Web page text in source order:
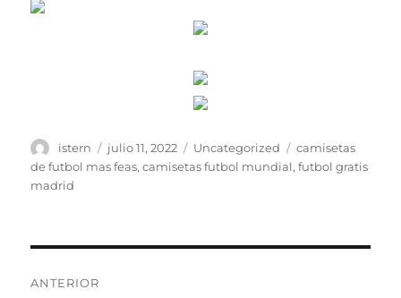
Autor
istern
Publicado
el
julio 11, 2022 Categorías
Uncategorized Etiquetas
camisetas
de futbol mas feas,camisetas futbol mundial,futbol gratis
madrid
ANTERIOR